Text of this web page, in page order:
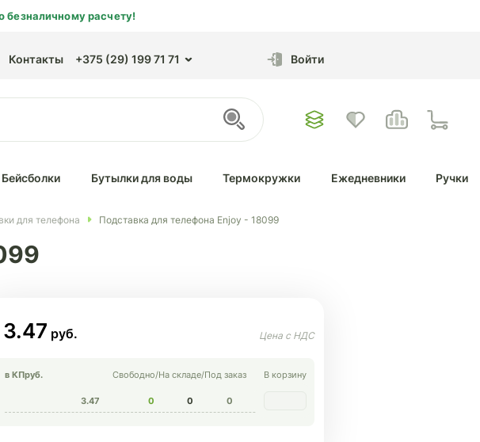
безналичному расчету!
Контакты +375 (29) 199 71 71 Войти
Бейсболки Бутылки для воды Термокружки Ежедневники Ручки
для телефона Подставка для телефона Enjoy - 18099
3.47
в КПруб. Свободно/На складе/Под заказ В корзину
3.47 0 0 0